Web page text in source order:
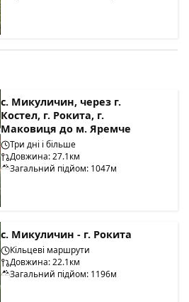
с. Микуличин, через г.
Костел, г. Рокита, г.
Маковиця до м. Яремче
Три дні і більше
Довжина: 27.1км
Загальний підйом: 1047м
с. Микуличин - г. Рокита
Кільцеві маршрути
Довжина: 22.1км
Загальний підйом: 1196м